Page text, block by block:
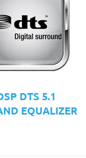
DTS 5.1
EQUALIZER